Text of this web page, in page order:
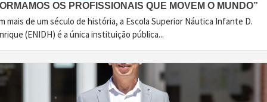
OS PROFISSIONAIS QUE MOVEM O MUNDO”
mais de um século de história, a Escola Superior Náutica Infante D.
(ENIDH) é a única instituição pública...